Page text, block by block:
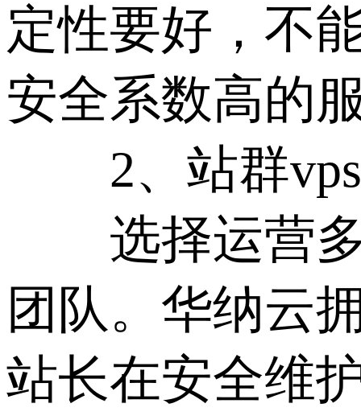
定性要好，不
安全系数高的
2、站群vps
选择运营多
团队。华纳云
站长在安全维